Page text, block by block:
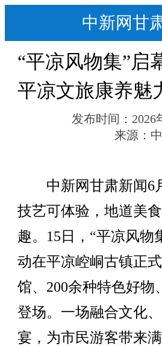
中新网甘
“平凉风物集”启
平凉文旅康养魅
发布时间： 2026
来源：
中新网甘肃新闻6
技艺可体验，地道美
趣。15日，“平凉风物
动在平凉崆峒古镇正
馆、200余种特色好物
登场。一场融合文化
宴，为市民游客带来满